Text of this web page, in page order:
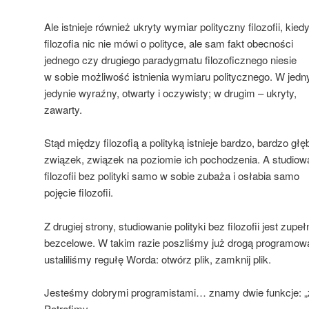
Ale istnieje również ukryty wymiar polityczny filozofii, kiedy
filozofia nic nie mówi o polityce, ale sam fakt obecności
jednego czy drugiego paradygmatu filozoficznego niesie
w sobie możliwość istnienia wymiaru politycznego. W
jedynie wyraźny, otwarty i oczywisty; w drugim – ukryty,
zawarty.
Stąd między filozofią a polityką istnieje bardzo, bardzo
związek, związek na poziomie ich pochodzenia. A
filozofii bez polityki samo w sobie zubaża i osłabia samo
pojęcie filozofii.
Z drugiej strony, studiowanie polityki bez filozofii jest
bezcelowe. W takim razie poszliśmy już drogą
ustaliliśmy regułę Worda: otwórz plik, zamknij plik.
Jesteśmy dobrymi programistami… znamy dwie funkcje: